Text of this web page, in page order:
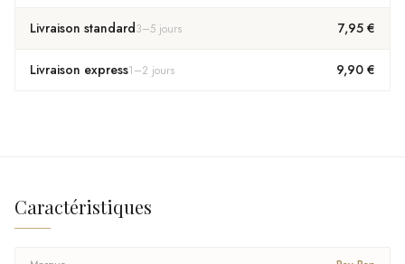
Livraison standard3–5 jours 7,95 €
Livraison express1–2 jours 9,90 €
Caractéristiques